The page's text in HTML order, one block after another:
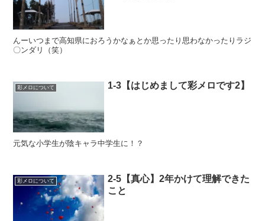
んーいつまで高知県におろうかなぁとか思ったり思わなかったりラジ
〇ンダリ（笑）
彩メロについて 1-3【はじめまして彩メロです2】
元気な小学生が陰キャラ中学生に！？
彩メロについて
2-5【真心】2年かけて理解できた
こと